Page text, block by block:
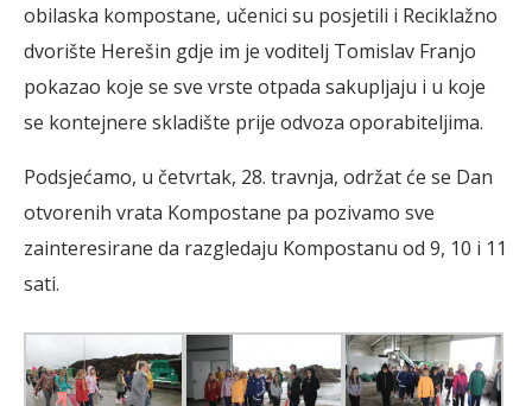
obilaska kompostane, učenici su posjetili i Reciklažno
dvorište Herešin gdje im je voditelj Tomislav Franjo
pokazao koje se sve vrste otpada sakupljaju i u koje
se kontejnere skladište prije odvoza oporabiteljima.
Podsjećamo, u četvrtak, 28. travnja, održat će se Dan
otvorenih vrata Kompostane pa pozivamo sve
zainteresirane da razgledaju Kompostanu od 9, 10 i 11
sati.